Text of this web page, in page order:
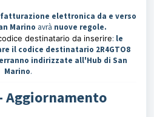
fatturazione elettronica da e verso
Marino avrà nuove regole.
destinatario da inserire: le
il codice destinatario 2R4GTO8
indirizzate all'Hub di San
Marino.
Aggiornamento